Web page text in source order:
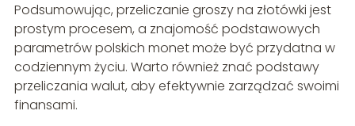
Podsumowując, przeliczanie groszy na złotówki jest
prostym procesem, a znajomość podstawowych
parametrów polskich monet może być przydatna w
codziennym życiu. Warto również znać podstawy
przeliczania walut, aby efektywnie zarządzać swoimi
finansami.